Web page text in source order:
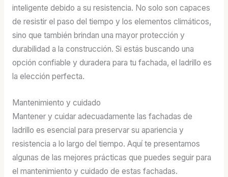
inteligente debido a su resistencia. No solo son capaces
de resistir el paso del tiempo y los elementos climáticos,
sino que también brindan una mayor protección y
durabilidad a la construcción. Si estás buscando una
opción confiable y duradera para tu fachada, el ladrillo es
la elección perfecta.
Mantenimiento y cuidado
Mantener y cuidar adecuadamente las fachadas de
ladrillo es esencial para preservar su apariencia y
resistencia a lo largo del tiempo. Aquí te presentamos
algunas de las mejores prácticas que puedes seguir para
el mantenimiento y cuidado de estas fachadas.